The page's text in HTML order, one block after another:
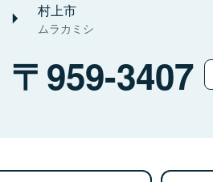
村上市
ムラカミシ
959-3407